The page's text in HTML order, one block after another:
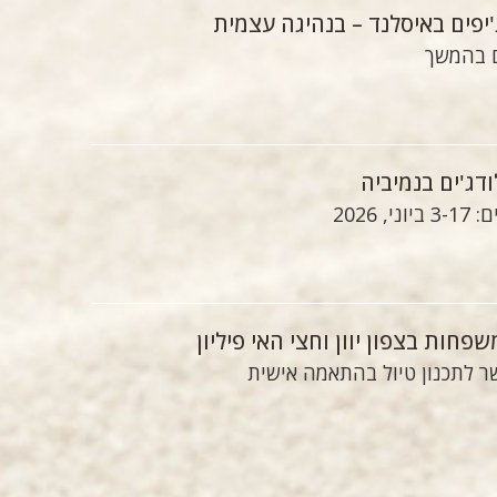
באיסלנד – בנהיגה עצמית
בהמשך
בנמיביה
2026
בצפון יוון וחצי האי פיליון
לתכנון טיול בהתאמה אישית